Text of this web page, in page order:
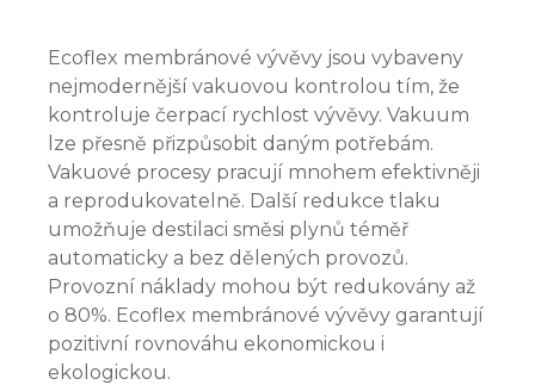
Ecoflex membránové vývěvy jsou vybaveny
nejmodernější vakuovou kontrolou tím, že
kontroluje čerpací rychlost vývěvy. Vakuum
lze přesně přizpůsobit daným potřebám.
Vakuové procesy pracují mnohem efektivněji
a reprodukovatelně. Další redukce tlaku
umožňuje destilaci směsi plynů téměř
automaticky a bez dělených provozů.
Provozní náklady mohou být redukovány až
o 80%. Ecoflex membránové vývěvy garantují
pozitivní rovnováhu ekonomickou i
ekologickou.